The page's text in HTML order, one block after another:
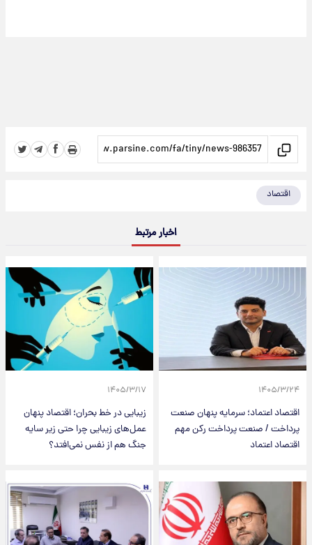
اقتصاد
اخبار مرتبط
۱۴۰۵/۳/۲۴
اقتصاد اعتماد؛ سرمایه پنهان صنعت
پرداخت / صنعت پرداخت رکن مهم
اقتصاد اعتماد
۱۴۰۵/۳/۱۷
زیبایی در خط بحران؛ اقتصاد پنهان
عمل‌های زیبایی چرا حتی زیر سایه
جنگ هم از نفس نمی‌افتد؟